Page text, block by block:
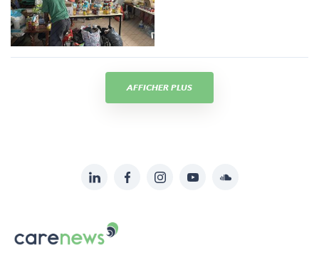
AFFICHER PLUS
sur:
LinkedInFacebookInstagramYouTubeSoundcloud
Le